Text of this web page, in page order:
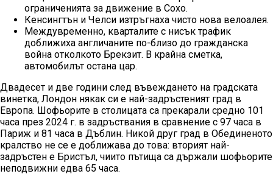
ограниченията за движение в Сохо.
Кенсингтън и Челси изтръгнаха чисто нова велоалея.
Междувременно, кварталите с нисък трафик
доближиха англичаните по-близо до гражданска
война отколкото Брекзит. В крайна сметка,
автомобилът остана цар.
Двадесет и две години след въвеждането на градската
винетка, Лондон някак си е най-задръстеният град в
Европа. Шофьорите в столицата са прекарали средно 101
часа през 2024 г. в задръствания в сравнение с 97 часа в
Париж и 81 часа в Дъблин. Никой друг град в Обединеното
кралство не се е доближава до това: вторият най-
задръстен е Бристъл, чиито пътища са държали шофьорите
неподвижни едва 65 часа.